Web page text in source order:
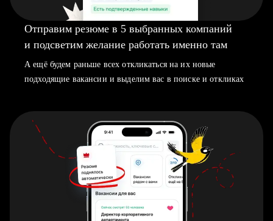
Отправим резюме в 5 выбранных компаний
и подсветим желание работать именно там
А ещё будем раньше всех откликаться на их новые
подходящие вакансии и выделим вас в поиске и откликах